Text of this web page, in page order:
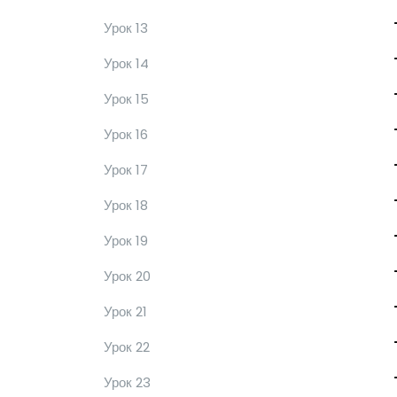
Урок 13
Урок 14
Урок 15
Урок 16
Урок 17
Урок 18
Урок 19
Урок 20
Урок 21
Урок 22
Урок 23